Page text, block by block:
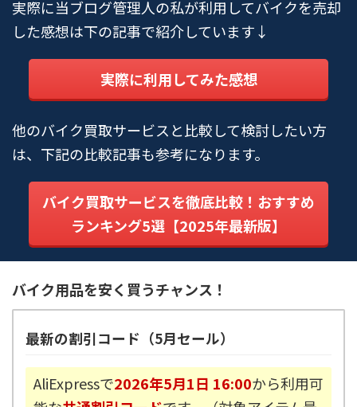
実際に当ブログ管理人の私が利用してバイクを売却
した感想は下の記事で紹介しています↓
実際に利用してみた感想
他のバイク買取サービスと比較して検討したい方
は、下記の比較記事も参考になります。
バイク買取サービスを徹底比較！おすすめ
ランキング5選【2025年最新版】
バイク用品を安く買うチャンス！
最新の割引コード（5月セール）
AliExpressで2026年5月1日 16:00から利用可